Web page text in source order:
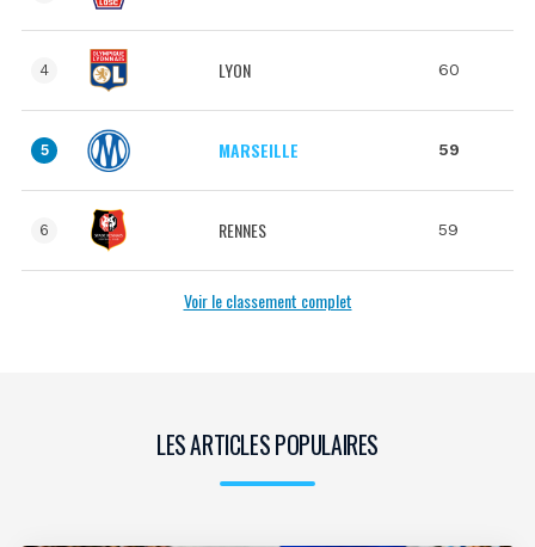
4 LYON 60
5 MARSEILLE 59
6 RENNES 59
Voir le classement complet
LES ARTICLES POPULAIRES